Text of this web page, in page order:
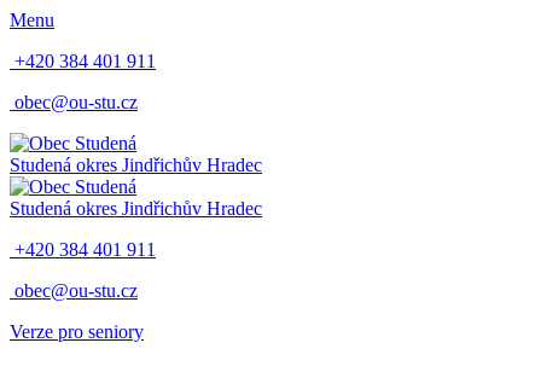
Menu
+420 384 401 911
obec@ou-stu.cz
Studená okres Jindřichův Hradec
Studená okres Jindřichův Hradec
+420 384 401 911
obec@ou-stu.cz
Verze pro seniory